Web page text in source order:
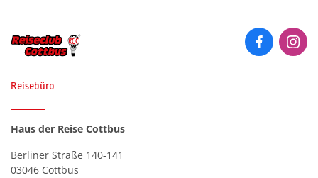
Reisebüro
Haus der Reise Cottbus
Berliner Straße 140-141
03046 Cottbus